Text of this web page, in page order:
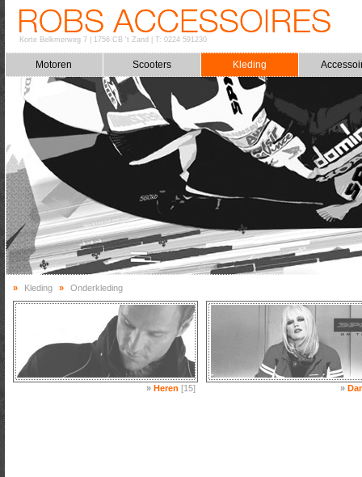
Korte Belkmerweg 7| 1756 CB 't Zand T: 0224 591230
Motoren Scooters Kleding
» Kleding » Onderkleding
»Heren [15] »